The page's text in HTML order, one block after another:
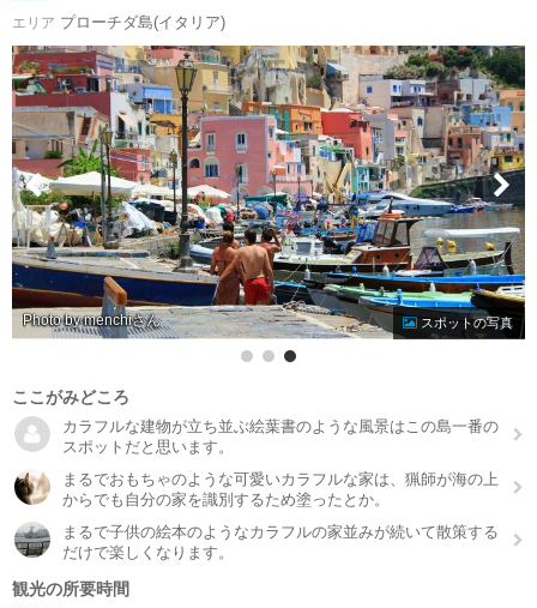
エリア プローチダ島(イタリア)
Photo by menchi スポットの写真
ここがみどころ
カラフルな建物が立ち並ぶ絵葉書のような風景はこの島一番の
スポットだと思います。
まるでおもちゃのような可愛いカラフルな家は、猟師が海の上
からでも自分の家を識別するため塗ったとか。
まるで子供の絵本のようなカラフルの家並みが続いて散策する
だけで楽しくなります。
観光の所要時間